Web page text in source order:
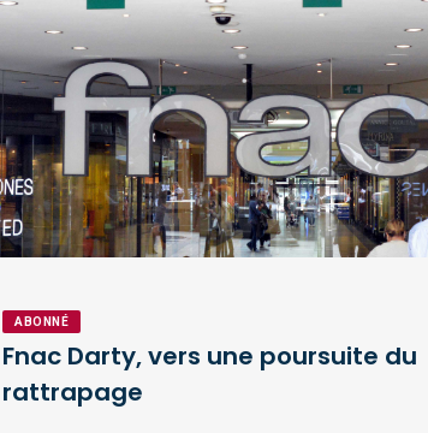
ABONNÉ
Fnac Darty, vers une poursuite du
rattrapage